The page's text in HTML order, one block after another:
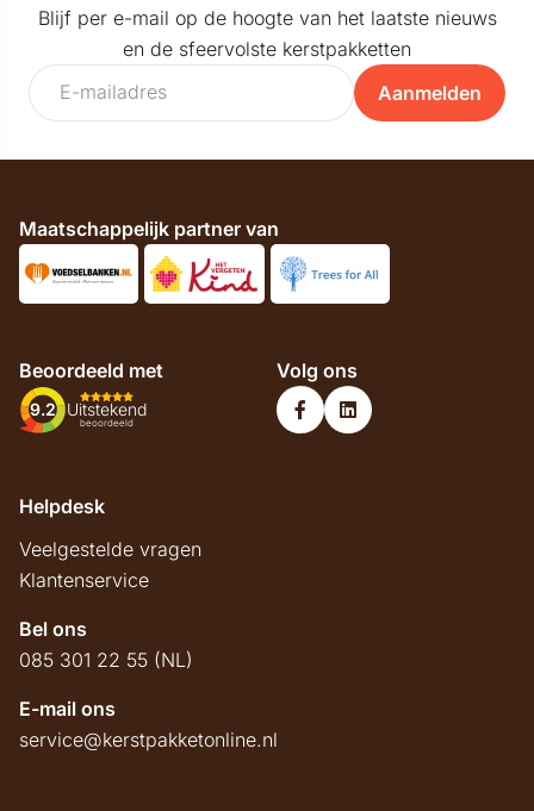
Blijf per e-mail op de hoogte van het laatste nieuws
en de sfeervolste kerstpakketten
Aanmelden
Maatschappelijk partner van
Beoordeeld met
9.2 Uitstekend
beoordeeld
Volg ons
Helpdesk
Veelgestelde vragen
Klantenservice
Bel ons
085 301 22 55 (NL)
E-mail ons
service@kerstpakketonline.nl